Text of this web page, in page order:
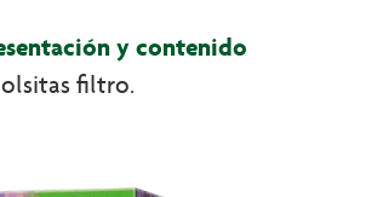
y contenido
filtro.